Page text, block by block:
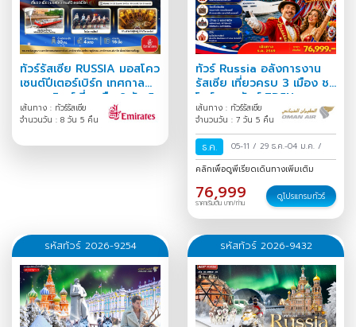
ทัวร์รัสเซีย RUSSIA มอสโคว
เซนต์ปีเตอร์เบิร์ก เทศกาล
พระอาทิตย์เที่ยงคืน 8 วัน 5
คืน
เส้นทาง : ทัวร์รัสเซีย
จำนวนวัน : 8 วัน 5 คืน
ทัวร์ Russia อลังการงาน
รัสเซีย เที่ยวครบ 3 เมือง ชม
โชว์ละครสัตว์ 7D5N
เส้นทาง : ทัวร์รัสเซีย
จำนวนวัน : 7 วัน 5 คืน
ธ.ค. 05-11 / 29 ธ.ค.-04 ม.ค. /
คลิกเพื่อดูพีเรียดเดินทางเพิ่มเติม
76,999
ราคาเริ่มต้น บาท/ท่าน
ดูโปรแกรมทัวร์
รหัสทัวร์ 2026-9254 รหัสทัวร์ 2026-9432